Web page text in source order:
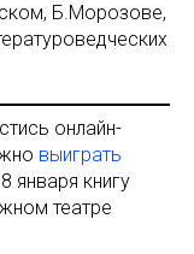
Б.Морозове,
онлайн-
выиграть
января книгу
театре